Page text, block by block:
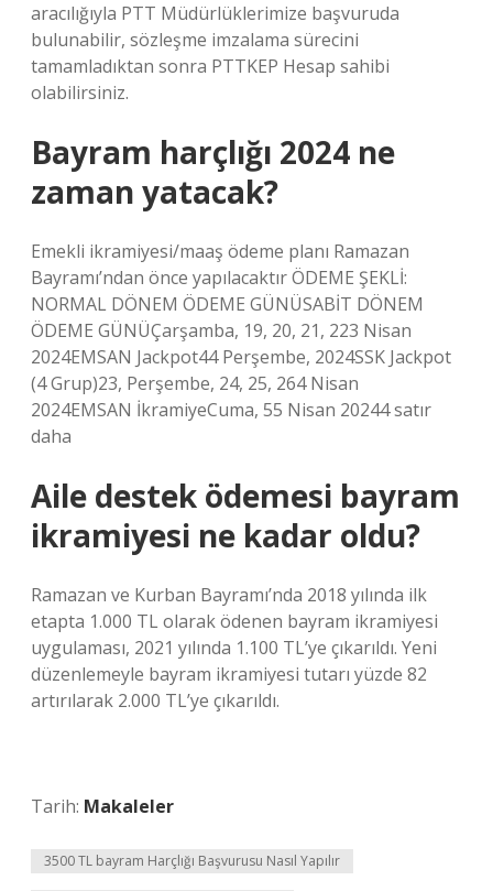
aracılığıyla PTT Müdürlüklerimize başvuruda
bulunabilir, sözleşme imzalama sürecini
tamamladıktan sonra PTTKEP Hesap sahibi
olabilirsiniz.
Bayram harçlığı 2024 ne
zaman yatacak?
Emekli ikramiyesi/maaş ödeme planı Ramazan
Bayramı’ndan önce yapılacaktır ÖDEME ŞEKLİ:
NORMAL DÖNEM ÖDEME GÜNÜSABİT DÖNEM
ÖDEME GÜNÜÇarşamba, 19, 20, 21, 223 Nisan
2024EMSAN Jackpot44 Perşembe, 2024SSK Jackpot
(4 Grup)23, Perşembe, 24, 25, 264 Nisan
2024EMSAN İkramiyeCuma, 55 Nisan 20244 satır
daha
Aile destek ödemesi bayram
ikramiyesi ne kadar oldu?
Ramazan ve Kurban Bayramı’nda 2018 yılında ilk
etapta 1.000 TL olarak ödenen bayram ikramiyesi
uygulaması, 2021 yılında 1.100 TL’ye çıkarıldı. Yeni
düzenlemeyle bayram ikramiyesi tutarı yüzde 82
artırılarak 2.000 TL’ye çıkarıldı.
Tarih: Makaleler
3500 TL bayram Harçlığı Başvurusu Nasıl Yapılır